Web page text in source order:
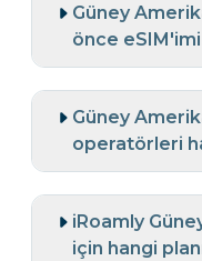
Güney
önce eSIM'imi
Güney
operatörleri
iRoamly
için hangi